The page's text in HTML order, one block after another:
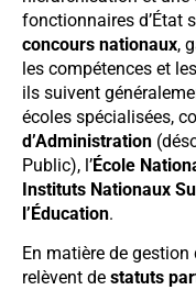
fonctionnaires d’État
concours nationaux,
les compétences et
ils suivent
écoles spécialisées,
d’Administration
Public), l’École
Instituts Nationaux
l’Éducation.
En matière de gestion
relèvent de statuts